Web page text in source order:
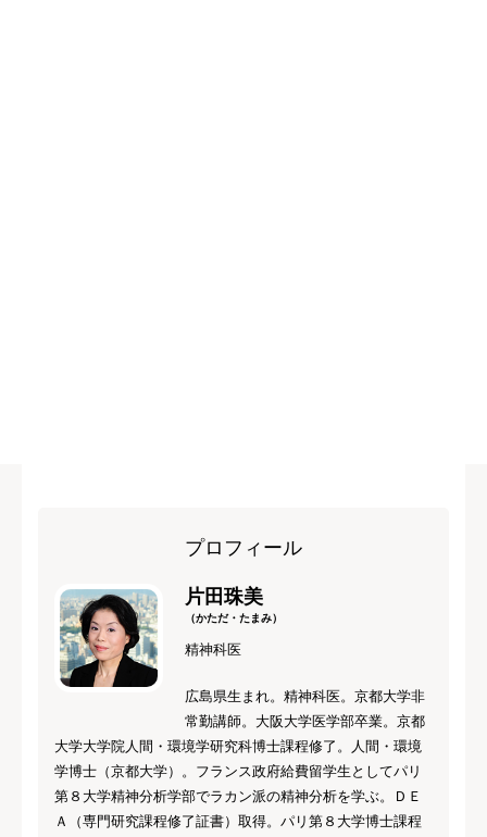
プロフィール
片田珠美
（かただ・たまみ）
精神科医
広島県生まれ。精神科医。京都大学非
常勤講師。大阪大学医学部卒業。京都
大学大学院人間・環境学研究科博士課程修了。人間・環境
学博士（京都大学）。フランス政府給費留学生としてパリ
第８大学精神分析学部でラカン派の精神分析を学ぶ。ＤＥ
Ａ（専門研究課程修了証書）取得。パリ第８大学博士課程